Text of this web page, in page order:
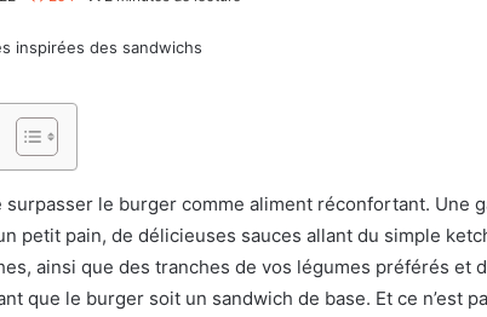
surpasser le burger comme aliment réconfortant. Une
petit pain, de délicieuses sauces allant du simple
ainsi que des tranches de vos légumes préférés et
que le burger soit un sandwich de base. Et ce n’est